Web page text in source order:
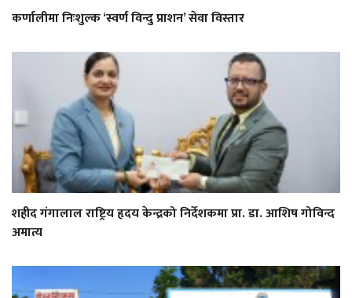
कर्णालीमा निःशुल्क ‘स्वर्ण विन्दु प्राशन’ सेवा विस्तार
शहीद गंगालाल राष्ट्रिय हृदय केन्द्रको निर्देशकमा प्रा. डा. आशिष गोविन्द
अमात्य